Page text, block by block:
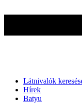
Látnivalók
Hírek
Batyu